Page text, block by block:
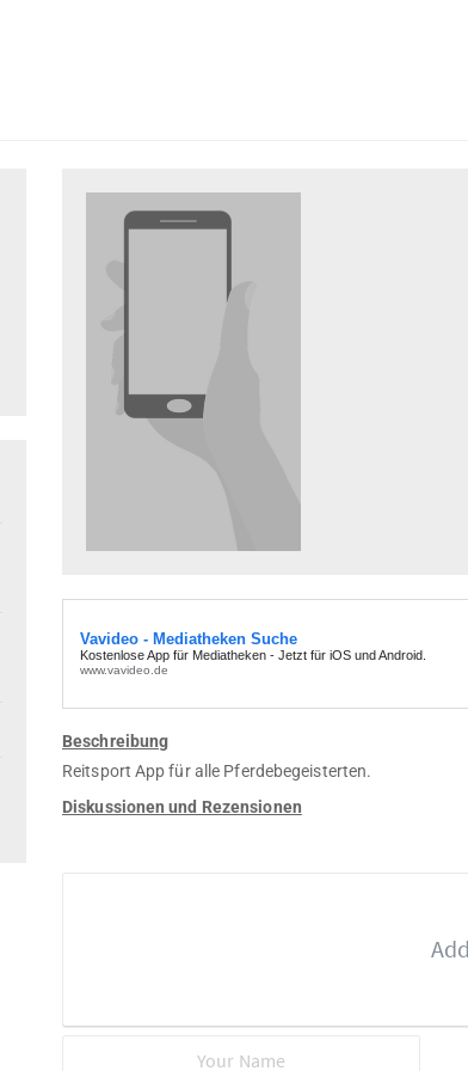
Beschreibung
Reitsport App für alle Pferdebegeisterten.
Diskussionen und Rezensionen